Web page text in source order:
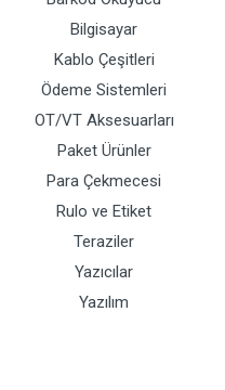
Bilgisayar
Kablo Çeşitleri
Ödeme Sistemleri
OT/VT Aksesuarları
Paket Ürünler
Para Çekmecesi
Rulo ve Etiket
Teraziler
Yazıcılar
Yazılım